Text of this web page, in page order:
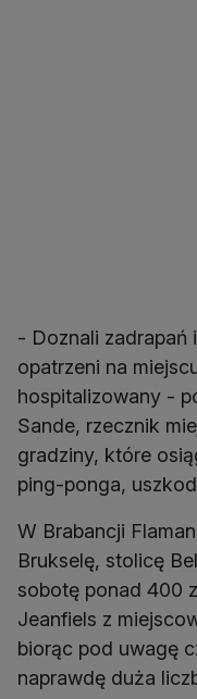
- Doznali zadrapań
opatrzeni na
hospitalizowany -
Sande, rzecznik
gradziny, które
ping-ponga,
W Brabancji
Brukselę, stolicę
sobotę ponad 400
Jeanfiels z
biorąc pod uwagę
naprawdę duża